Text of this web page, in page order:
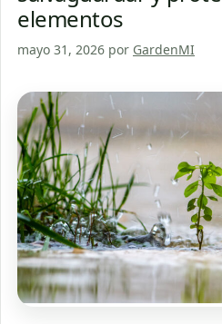
elementos
mayo 31, 2026 por GardenMI